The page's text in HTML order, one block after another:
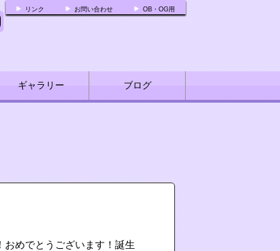
リンク お問い合わせ OB・OG用
ギャラリー ブログ
めでとうございます！誕生